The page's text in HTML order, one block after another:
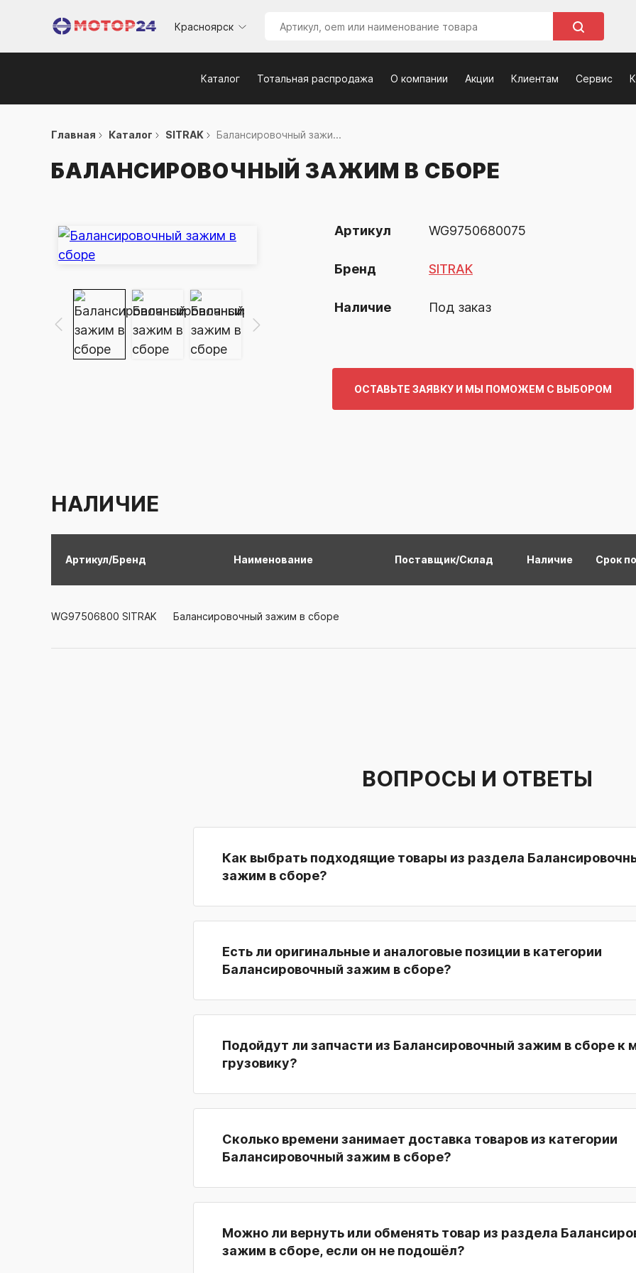
Красноярск
Каталог Тотальная распродажа О компании Акции Клиентам Сервис
Главная Каталог SITRAK Балансировочный зажи...
БАЛАНСИРОВОЧНЫЙ ЗАЖИМ В СБОРЕ
Артикул WG9750680075
Бренд SITRAK
Наличие Под заказ
ОСТАВЬТЕ ЗАЯВКУ И МЫ ПОМОЖЕМ С ВЫБОРОМ
НАЛИЧИЕ
Артикул/Бренд Наименование Поставщик/Склад Наличие Срок
WG97506800 SITRAK Балансировочный зажим в сборе
ВОПРОСЫ И ОТВЕТЫ
Как выбрать подходящие товары из раздела
зажим в сборе?
Есть ли оригинальные и аналоговые позиции в категории
Балансировочный зажим в сборе?
Подойдут ли запчасти из Балансировочный зажим в сборе к
грузовику?
Сколько времени занимает доставка товаров из категории
Балансировочный зажим в сборе?
Можно ли вернуть или обменять товар из раздела
зажим в сборе, если он не подошёл?